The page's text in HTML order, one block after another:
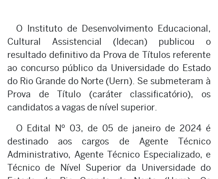
O Instituto de Desenvolvimento Educacional,
Cultural Assistencial (Idecan) publicou o
resultado definitivo da Prova de Títulos referente
ao concurso público da Universidade do Estado
do Rio Grande do Norte (Uern). Se submeteram à
Prova de Título (caráter classificatório), os
candidatos a vagas de nível superior.
O Edital Nº 03, de 05 de janeiro de 2024 é
destinado aos cargos de Agente Técnico
Administrativo, Agente Técnico Especializado, e
Técnico de Nível Superior da Universidade do